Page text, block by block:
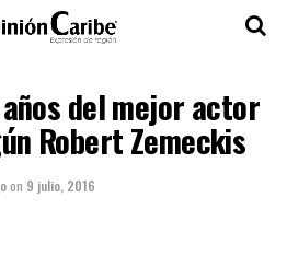
del mejor actor
Robert Zemeckis
on 9 julio, 2016